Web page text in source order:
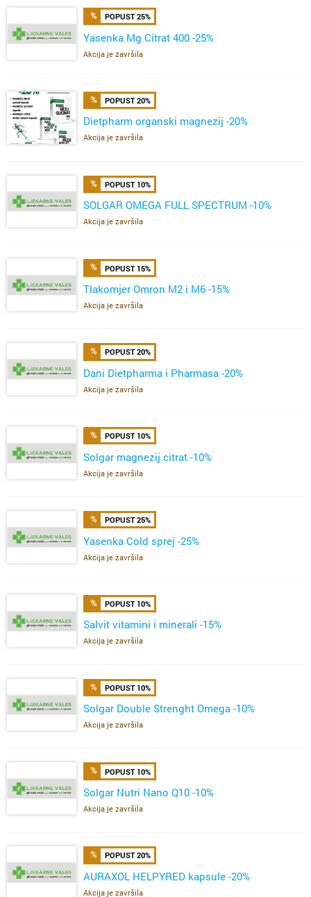
POPUST 25%
Yasenka Mg Citrat 400 -25%
Akcija je završila
POPUST 20%
Dietpharm organski magnezij -20%
Akcija je završila
POPUST 10%
SOLGAR OMEGA FULL SPECTRUM -10%
Akcija je završila
POPUST 15%
Tlakomjer Omron M2 i M6 -15%
Akcija je završila
POPUST 20%
Dani Dietpharma i Pharmasa -20%
Akcija je završila
POPUST 10%
Solgar magnezij citrat -10%
Akcija je završila
POPUST 25%
Yasenka Cold sprej -25%
Akcija je završila
POPUST 10%
Salvit vitamini i minerali -15%
Akcija je završila
POPUST 10%
Solgar Double Strenght Omega -10%
Akcija je završila
POPUST 10%
Solgar Nutri Nano Q10 -10%
Akcija je završila
POPUST 20%
AURAXOL HELPYRED kapsule -20%
Akcija je završila